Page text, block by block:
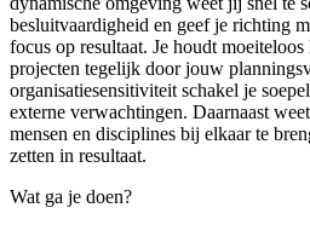
besluitvaardigheid en geef je richting
focus op resultaat. Je houdt
projecten tegelijk door jouw
organisatiesensitiviteit schakel je
externe verwachtingen. Daarnaast
mensen en disciplines bij elkaar te
zetten in resultaat.
Wat ga je doen?